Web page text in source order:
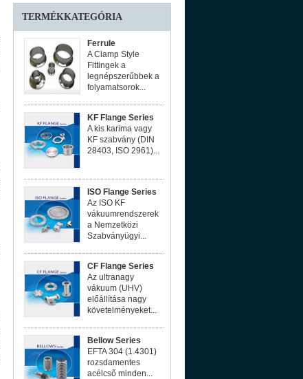
TERMÉKKATEGÓRIA
Ferrule
A Clamp Style
Fittingek a
legnépszerűbbek a
folyamatsorok...
KF Flange Series
A kis karima vagy
KF szabvány (DIN
28403, ISO 2961)...
ISO Flange Series
Az ISO KF
vákuumrendszerek
a Nemzetközi
Szabványügyi...
CF Flange Series
Az ultranagy
vákuum (UHV)
előállítása nagy
követelményeket...
Bellow Series
EFTA 304 (1.4301)
rozsdamentes
acélcső minden...